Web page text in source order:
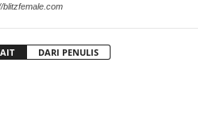
blitzfemale.com
DARI PENULIS